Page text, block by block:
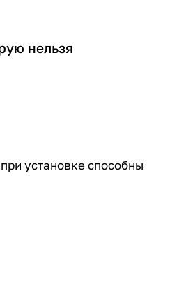
нельзя
установке способны